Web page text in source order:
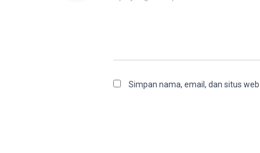
Simpan nama, email, dan situs